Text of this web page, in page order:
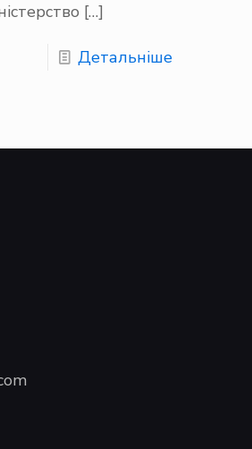
[…]
Детальніше